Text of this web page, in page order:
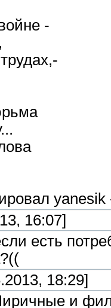
-
yanesik
16:07]
есть
18:29]
и